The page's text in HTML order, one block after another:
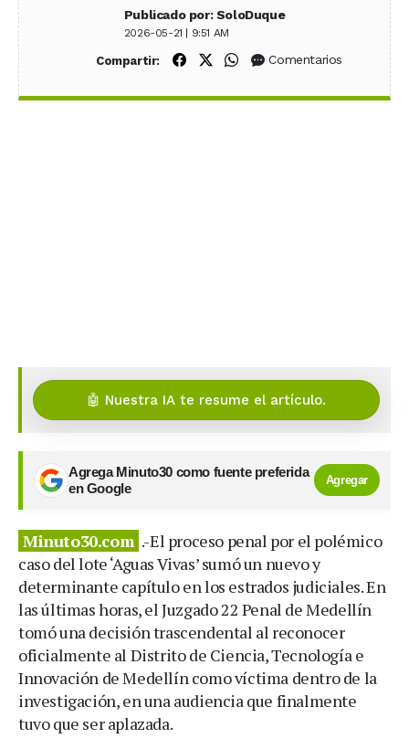
Publicado por: SoloDuque
2026-05-21 | 9:51 AM
Compartir: Compartir en Facebook
Compartir en X (Twitter)
Compartir en WhatsApp
Comentarios
🤖 Nuestra IA te resume el artículo.
Agrega Minuto30 como fuente preferida
en Google
Agregar
Minuto30.com .-El proceso penal por el polémico
caso del lote ‘Aguas Vivas’ sumó un nuevo y
determinante capítulo en los estrados judiciales. En
las últimas horas, el Juzgado 22 Penal de Medellín
tomó una decisión trascendental al reconocer
oficialmente al Distrito de Ciencia, Tecnología e
Innovación de Medellín como víctima dentro de la
investigación, en una audiencia que finalmente
tuvo que ser aplazada.